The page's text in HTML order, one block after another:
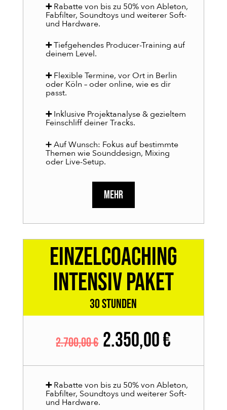
➕Rabatte von bis zu 50% von Ableton,
Fabfilter, Soundtoys und weiterer Soft-
und Hardware.
➕Tiefgehendes Producer-Training auf
deinem Level.
➕Flexible Termine, vor Ort in Berlin
oder Köln – oder online, wie es dir
passt.
➕Inklusive Projektanalyse & gezieltem
Feinschliff deiner Tracks.
➕ Auf Wunsch: Fokus auf bestimmte
Themen wie Sounddesign, Mixing
oder Live-Setup.
MEHR
Einzelcoaching
Intensiv Paket
30 Stunden
2.700,00 € 2.350,00 €
➕Rabatte von bis zu 50% von Ableton,
Fabfilter, Soundtoys und weiterer Soft-
und Hardware.